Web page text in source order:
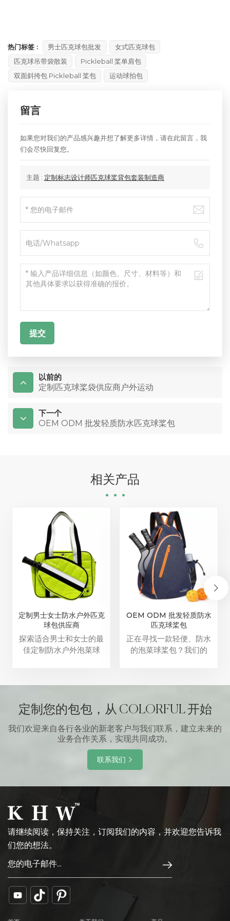
热门标签 : 男士匹克球包批发
女式匹克球包
匹克球吊带袋散装
Pickleball 桨单肩包
双面斜挎包 Pickleball 桨包
运动球拍包
留言
如果您对我们的产品感兴趣并想了解更多详情，请在此留言，我
们会尽快回复您。
主题 : 定制标志设计师匹克球桨背包套装制造商
提交
以前的
定制匹克球桨袋供应商户外运动
下一个
OEM ODM 批发轻质防水匹克球桨包
相关产品
定制男士女士防水户外匹克
球包供应商
探索适合男士和女士的最
佳定制防水户外泡菜球
球拍和装备。
OEM ODM 批发轻质防水
匹克球桨包
正在寻找一款轻便、防水
的泡菜球桨包？我们的
定制您的包包，从 COLORFUL 开始
我们欢迎来自各行各业的新老客户与我们联系，建立未来的
业务合作关系，实现共同成功。
联系我们
请继续阅读，保持关注，订阅我们的内容，并欢迎您告诉我
们您的想法。